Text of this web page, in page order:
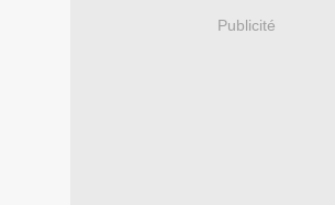
Publicité